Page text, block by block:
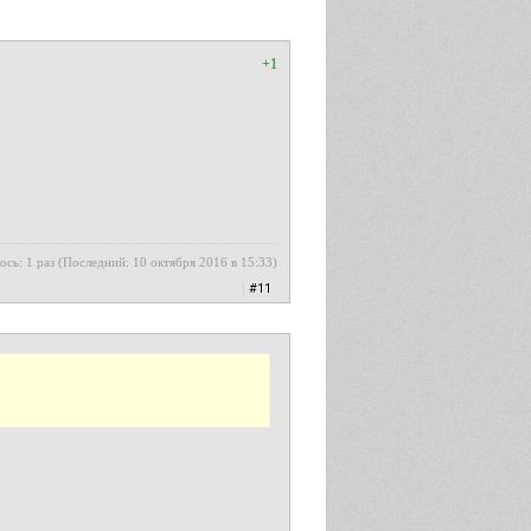
+1
1 раз (Последний: 10 октября 2016 в 15:33)
#11